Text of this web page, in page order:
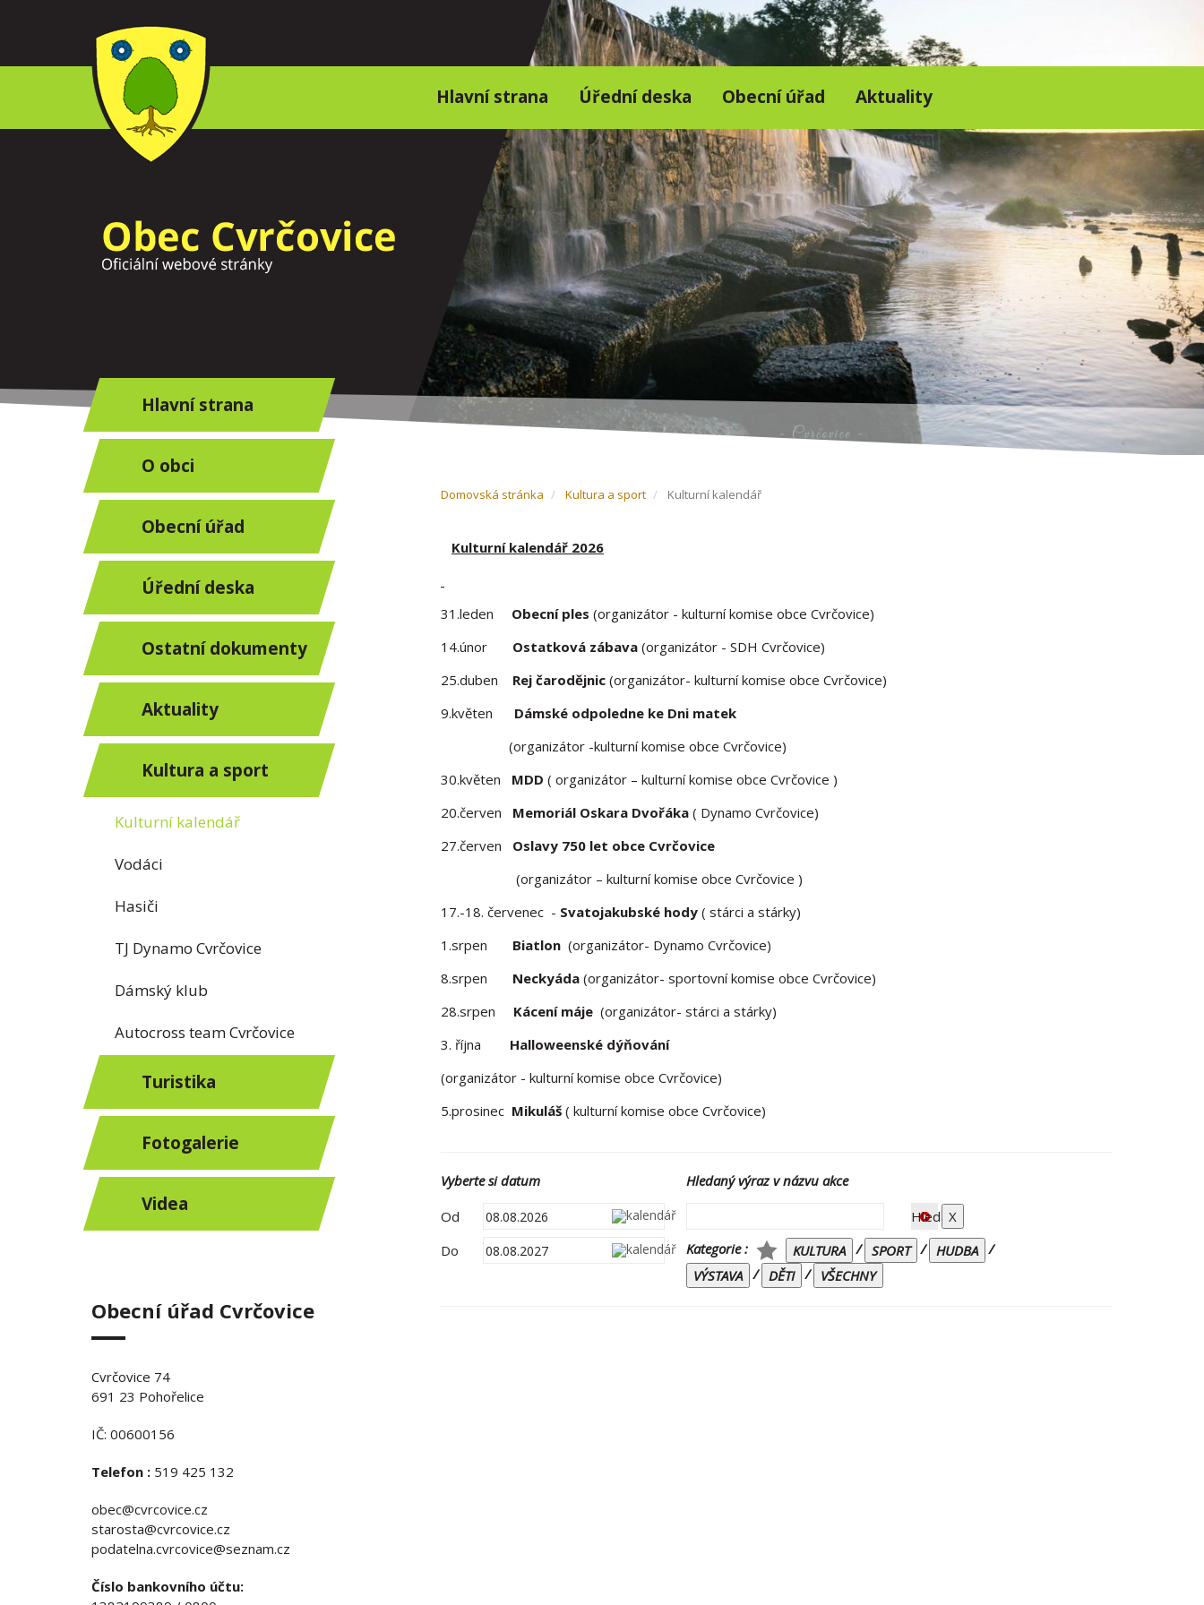
Hlavní strana Úřední deska Obecní úřad Aktuality
Hlavní strana
O obci
Obecní úřad
Úřední deska
Ostatní dokumenty
Aktuality
Kultura a sport
Kulturní kalendář
Vodáci
Hasiči
TJ Dynamo Cvrčovice
Dámský klub
Autocross team Cvrčovice
Turistika
Fotogalerie
Videa
Obecní úřad Cvrčovice
Cvrčovice 74
691 23 Pohořelice
IČ: 00600156
Telefon : 519 425 132
obec@cvrcovice.cz
starosta@cvrcovice.cz
podatelna.cvrcovice@seznam.cz
Číslo bankovního účtu:
Domovská stránka Kultura a sport Kulturní kalendář
Kulturní kalendář 2026
31.leden Obecní ples (organizátor - kulturní komise obce Cvrčovice)
14.únor Ostatková zábava (organizátor - SDH Cvrčovice)
25.duben Rej čarodějnic (organizátor- kulturní komise obce Cvrčovice)
9.květen Dámské odpoledne ke Dni matek
(organizátor -kulturní komise obce Cvrčovice)
30.květen MDD ( organizátor – kulturní komise obce Cvrčovice )
20.červen Memoriál Oskara Dvořáka ( Dynamo Cvrčovice)
27.červen Oslavy 750 let obce Cvrčovice
(organizátor – kulturní komise obce Cvrčovice )
17.-18. červenec - Svatojakubské hody ( stárci a stárky)
1.srpen Biatlon (organizátor- Dynamo Cvrčovice)
8.srpen Neckyáda (organizátor- sportovní komise obce Cvrčovice)
28.srpen Kácení máje (organizátor- stárci a stárky)
3. října Halloweenské dýňování
(organizátor - kulturní komise obce Cvrčovice)
5.prosinec Mikuláš ( kulturní komise obce Cvrčovice)
Vyberte si datum
Od
Do
Hledaný výraz v názvu akce
HledatX
Kategorie :
KULTURA / SPORT / HUDBA /
VÝSTAVA / DĚTI / VŠECHNY